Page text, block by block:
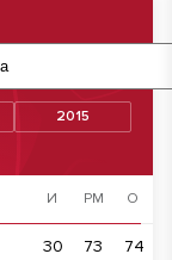
2015
И РМ О
30 73 74